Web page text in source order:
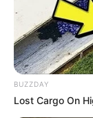
14:27 / 06
BUZZDAY
Lost Cargo On